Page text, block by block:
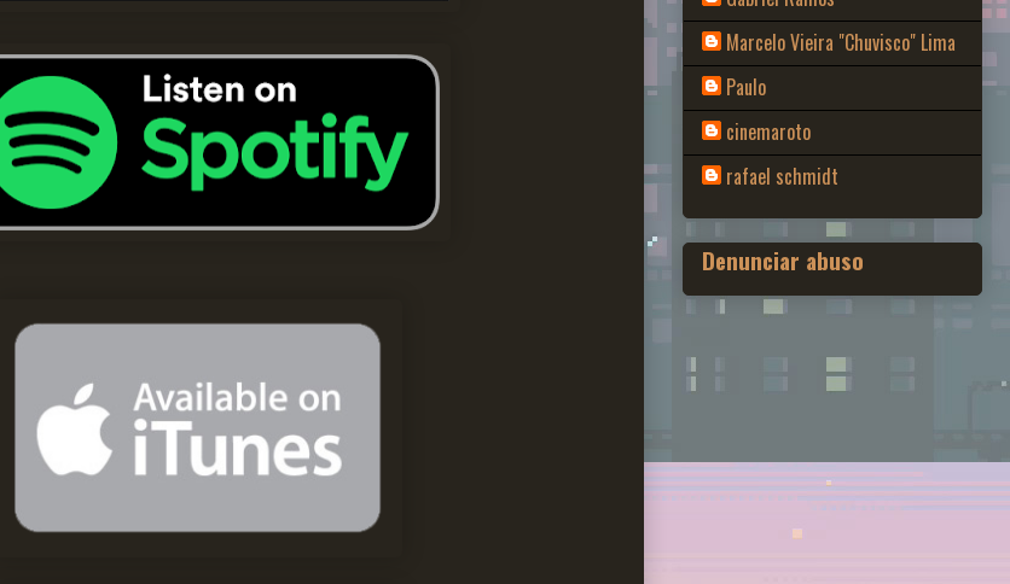
Marcelo Vieira "Chuvisco" Lima
Paulo
cinemaroto
rafael schmidt
Denunciar abuso